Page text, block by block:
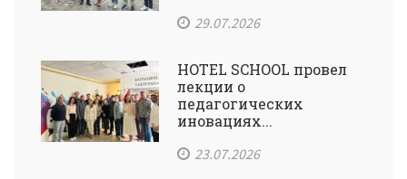
29.07.2026
HOTEL SCHOOL провел
лекции о
педагогических
иновациях...
23.07.2026